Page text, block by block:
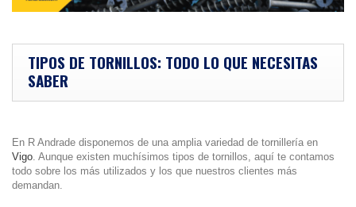
TIPOS DE TORNILLOS: TODO LO QUE NECESITAS
SABER
En R Andrade disponemos de una amplia variedad de tornillería en
Vigo . Aunque existen muchísimos tipos de tornillos, aquí te contamos
todo sobre los más utilizados y los que nuestros clientes más
demandan.